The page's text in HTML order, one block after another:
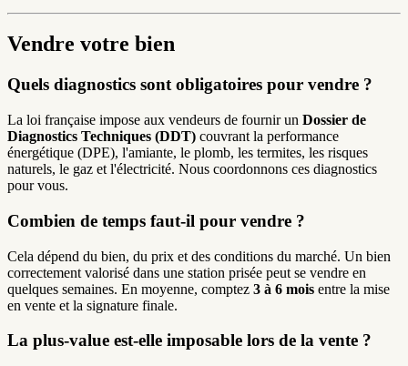
Vendre votre bien
Quels diagnostics sont obligatoires pour vendre ?
La loi française impose aux vendeurs de fournir un Dossier de
Diagnostics Techniques (DDT) couvrant la performance
énergétique (DPE), l'amiante, le plomb, les termites, les risques
naturels, le gaz et l'électricité. Nous coordonnons ces diagnostics
pour vous.
Combien de temps faut-il pour vendre ?
Cela dépend du bien, du prix et des conditions du marché. Un bien
correctement valorisé dans une station prisée peut se vendre en
quelques semaines. En moyenne, comptez 3 à 6 mois entre la mise
en vente et la signature finale.
La plus-value est-elle imposable lors de la vente ?